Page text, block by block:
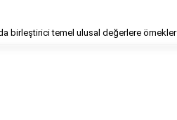
birleştirici temel ulusal değerlere örnekler